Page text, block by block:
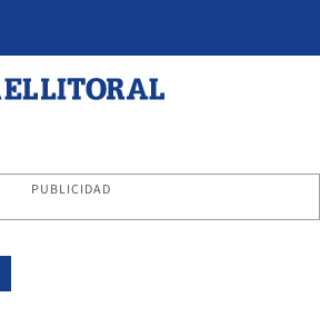
PUBLICIDAD